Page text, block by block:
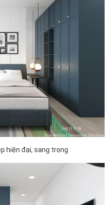
hiện đại, sang trọng